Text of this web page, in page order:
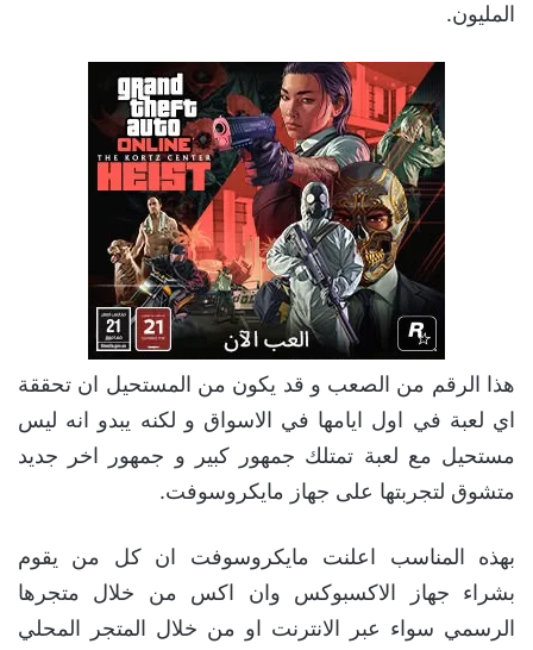
المليون.
هذا الرقم من الصعب و قد يكون من المستحيل ان تحققة
اي لعبة في اول ايامها في الاسواق و لكنه يبدو انه ليس
مستحيل مع لعبة تمتلك جمهور كبير و جمهور اخر جديد
متشوق لتجربتها على جهاز مايكروسوفت.
بهذه المناسب اعلنت مايكروسوفت ان كل من يقوم
بشراء جهاز الاكسبوكس وان اكس من خلال متجرها
الرسمي سواء عبر الانترنت او من خلال المتجر المحلي